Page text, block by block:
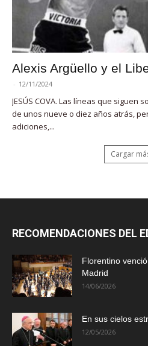
Alexis Argüello y el
- 12/11/2024
JESÚS COVA. Las líneas que siguen
de unos nueve o diez años atrás,
adiciones,...
Cargar
RECOMENDACIONES DEL
Florentino
Madrid
14/06/2026
En sus cielos
12/05/2026